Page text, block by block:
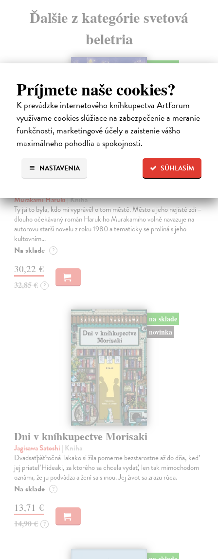
Príjmete naše cookies?
K prevádzke internetového kníhkupectva Artforum
využívame cookies slúžiace na zabezpečenie a meranie
funkčnosti, marketingové účely a zaistenie vášho
maximálneho pohodlia a spokojnosti.
SÚHLASÍM
NASTAVENIA
Ďalšie z kategórie svetová
beletria
na sklade
Murakami Haruki| Kniha
Ty jsi to byla, kdo mi vyprávěl o tom městě. Město a jeho nejisté zdi –
dlouho očekávaný román Harukiho Murakamiho volně navazuje na
autorovu starší novelu z roku 1980 a tematicky se prolíná s jeho
kultovním…
Na sklade ?
30,22 €
32,85 € ?
na sklade
novinka
Dni v kníhkupectve Morisaki
Jagisawa Satoshi | Kniha
Dvadsaťpäťročná Takako si žila pomerne bezstarostne až do dňa, keď
jej priateľ Hideaki, za ktorého sa chcela vydať, len tak mimochodom
oznámi, že ju podvádza a žení sa s inou. Jej život sa zrazu rúca.
Na sklade ?
13,71 €
14,90 € ?